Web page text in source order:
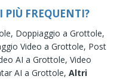
PIÙ FREQUENTI?
Doppiaggio a Grottole,
Video a Grottole, Post
AI a Grottole, Video
AI a Grottole, Altri